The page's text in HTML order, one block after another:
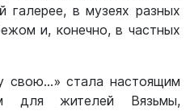
в музеях разных
и, конечно, в частных
свою…» стала настоящим
для жителей Вязьмы,